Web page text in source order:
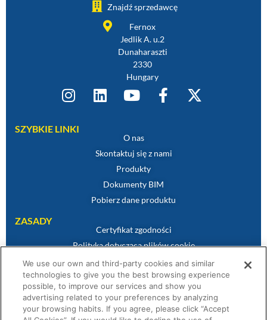
Znajdź sprzedawcę
Fernox
Jedlik A. u.2
Dunaharaszti
2330
Hungary
SZYBKIE LINKI
O nas
Skontaktuj się z nami
Produkty
Dokumenty BIM
Pobierz dane produktu
ZASADY
Certyfikat zgodności
Polityka dotycząca plików cookie
Zastrzeżenie
Polityka prywatności
Warunki sprzedaży
Oświadczenie gwarancyjne
We use our own and third-party cookies and similar
technologies to give you the best browsing experience
possible, to improve our services and show you
advertising related to your preferences by analyzing
your browsing habits. If you agree, please click “Accept